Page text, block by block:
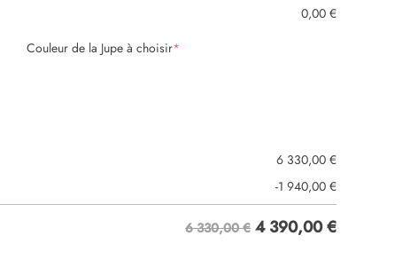
330,00 €.
0,00 €
Couleur de la Jupe à choisir*
6 330,00 €
-1 940,00 €
6 330,00 € 4 390,00€